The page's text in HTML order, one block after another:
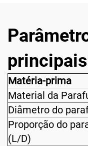
principais
Matéria-prima
Material da
Diâmetro do
Proporção do
(L/D)